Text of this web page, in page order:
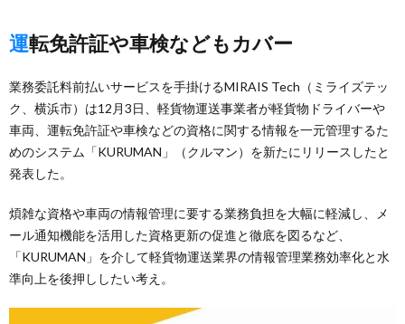
運転免許証や車検などもカバー
業務委託料前払いサービスを手掛けるMIRAIS Tech（ミライズテッ
ク、横浜市）は12月3日、軽貨物運送事業者が軽貨物ドライバーや
車両、運転免許証や車検などの資格に関する情報を一元管理するた
めのシステム「KURUMAN」（クルマン）を新たにリリースしたと
発表した。
煩雑な資格や車両の情報管理に要する業務負担を大幅に軽減し、メ
ール通知機能を活用した資格更新の促進と徹底を図るなど、
「KURUMAN」を介して軽貨物運送業界の情報管理業務効率化と水
準向上を後押ししたい考え。